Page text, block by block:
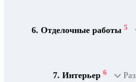
6. Отделочные работы 5
7. Интерьер 6